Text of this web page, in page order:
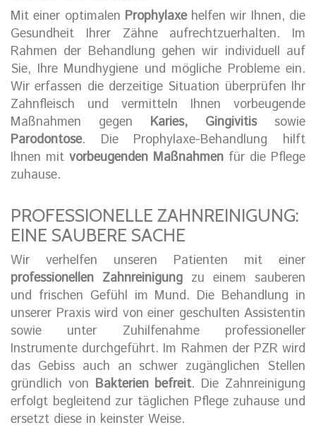
Mit einer optimalen Prophylaxehelfen wir Ihnen, die
Gesundheit Ihrer Zähne aufrechtzuerhalten. Im
Rahmen der Behandlung gehen wir individuell auf
Sie, Ihre Mundhygiene und mögliche Probleme ein.
Wir erfassen die derzeitige Situation überprüfen Ihr
Zahnfleisch und vermitteln Ihnen vorbeugende
Maßnahmen gegen Karies, Gingivitissowie
Parodontose. Die Prophylaxe-Behandlung hilft
Ihnen mit vorbeugenden Maßnahmen für die Pflege
zuhause.
PROFESSIONELLE ZAHNREINIGUNG:
EINE SAUBERE SACHE
Wir verhelfen unseren Patienten mit einer
professionellen Zahnreinigung zu einem sauberen
und frischen Gefühl im Mund. Die Behandlung in
unserer Praxis wird von einer geschulten Assistentin
sowie unter Zuhilfenahme professioneller
Instrumente durchgeführt. Im Rahmen der PZR wird
das Gebiss auch an schwer zugänglichen Stellen
gründlich von Bakterien befreit. Die Zahnreinigung
erfolgt begleitend zur täglichen Pflege zuhause und
ersetzt diese in keinster Weise.